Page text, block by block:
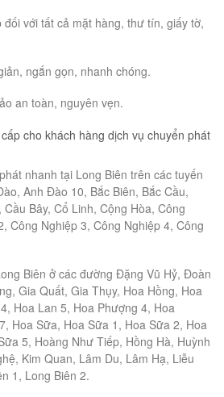
với tất cả mặt hàng, thư tín, giấy tờ,
ngắn gọn, nhanh chóng.
an toàn, nguyên vẹn.
cho khách hàng dịch vụ chuyển phát
nhanh tại Long Biên trên các tuyến
Anh Đào 10, Bắc Biên, Bắc Cầu,
Bây, Cổ Linh, Cộng Hòa, Công
Công Nghiệp 3, Công Nghiệp 4, Công
Biên ở các đường Đặng Vũ Hỷ, Đoàn
Gia Quất, Gia Thụy, Hoa Hồng, Hoa
Hoa Lan 5, Hoa Phượng 4, Hoa
Hoa Sữa, Hoa Sữa 1, Hoa Sữa 2, Hoa
5, Hoàng Như Tiếp, Hồng Hà, Huỳnh
Kim Quan, Lâm Du, Lâm Hạ, Liễu
1, Long Biên 2.